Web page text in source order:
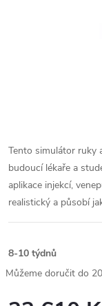
Tento simulátor ruky
budoucí lékaře a
aplikace injekcí,
realistický a působí
8-10 týdnů